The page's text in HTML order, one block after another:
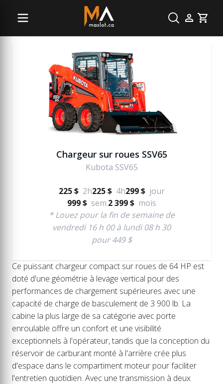
Cart
Excavation
Chargeur sur roues SSV65
Kubota SSV65
225 $ 2h225 $ 4h299 $ jour
999 $ sem.2 399 $ mois
* Louez pour la fin de semaine de
vendredi 16 h 00 à lundi 08 h 30
pour 449 $
Ce puissant chargeur compact sur roues de 64 HP est
doté d'une géométrie à levage vertical pour des
performances de chargement supérieures avec une
capacité de charge de basculement de 3 900 lb. La
cabine la plus large de sa catégorie avec porte
enroulable offre un confort et une visibilité
exceptionnels à l'opérateur, tandis que la conception du
réservoir de carburant monté à l'arrière crée plus
d'espace dans le compartiment moteur pour faciliter
l'entretien quotidien. Avec une transmission à deux